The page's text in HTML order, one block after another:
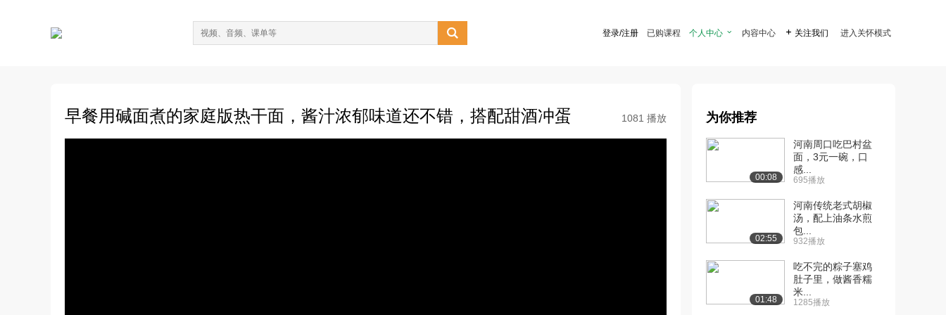
 登录/注册 已购课程 个人中心  内容中心  关注我们 进入关怀模式
早餐用碱面煮的家庭版热干面，酱汁浓郁味道还不错，搭配甜酒冲蛋 1081 播放 为你推荐
00:08
河南周口吃巴村盆
面，3元一碗，口
感...
695播放
02:55
河南传统老式胡椒
汤，配上油条水煎
包...
932播放
01:48
吃不完的粽子塞鸡
肚子里，做酱香糯
米...
1285播放